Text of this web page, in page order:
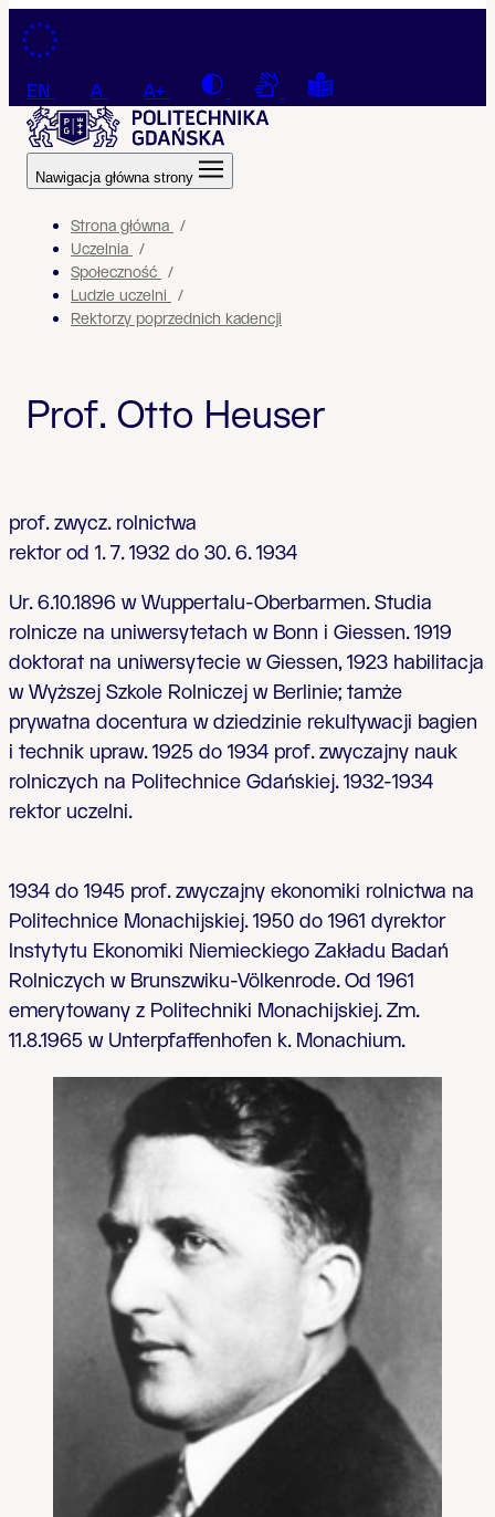
Przejdź do treści
EN A A+ Contrast Connection with a sign
Tekst łatwy do
Nawigacja główna strony
Strona główna
Uczelnia
Społeczność
Ludzie uczelni
Rektorzy poprzednich kadencji
Prof. Otto Heuser
prof. zwycz. rolnictwa
rektor od 1. 7. 1932 do 30. 6. 1934
Ur. 6.10.1896 w Wuppertalu-Oberbarmen. Studia
rolnicze na uniwersytetach w Bonn i Giessen. 1919
doktorat na uniwersytecie w Giessen, 1923 habilitacja
w Wyższej Szkole Rolniczej w Berlinie; tamże
prywatna docentura w dziedzinie rekultywacji bagien
i technik upraw. 1925 do 1934 prof. zwyczajny nauk
rolniczych na Politechnice Gdańskiej. 1932-1934
rektor uczelni.
1934 do 1945 prof. zwyczajny ekonomiki rolnictwa na
Politechnice Monachijskiej. 1950 do 1961 dyrektor
Instytytu Ekonomiki Niemieckiego Zakładu Badań
Rolniczych w Brunszwiku-Völkenrode. Od 1961
emerytowany z Politechniki Monachijskiej. Zm.
11.8.1965 w Unterpfaffenhofen k. Monachium.